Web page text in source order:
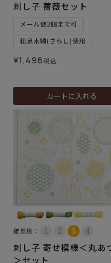
刺し子 薔薇セット
メール便2個まで可
和泉木綿(さらし)使用
¥1,496税込
カートに入れる
難易度：
刺し子 寄せ模様＜丸あ
＞セット